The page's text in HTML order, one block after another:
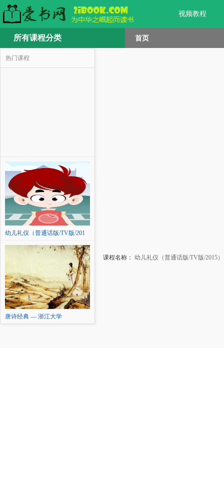
视频教程
所有课程分类 首页
热门课程
幼儿礼仪（普通话版/TV版/201
唐诗经典 — 浙江大学
课程名称： 幼儿礼仪（普通话版/TV版/2015）